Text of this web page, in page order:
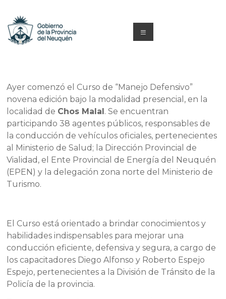
contenido
y
Formación
Neuquén
Menú
Ayer comenzó el Curso de “Manejo Defensivo”
novena edición bajo la modalidad presencial, en la
localidad de Chos Malal . Se encuentran
participando 38 agentes públicos, responsables de
la conducción de vehículos oficiales, pertenecientes
al Ministerio de Salud; la Dirección Provincial de
Vialidad, el Ente Provincial de Energía del Neuquén
(EPEN) y la delegación zona norte del Ministerio de
Turismo.
El Curso está orientado a brindar conocimientos y
habilidades indispensables para mejorar una
conducción eficiente, defensiva y segura, a cargo de
los capacitadores Diego Alfonso y Roberto Espejo
Espejo, pertenecientes a la División de Tránsito de la
Policía de la provincia.